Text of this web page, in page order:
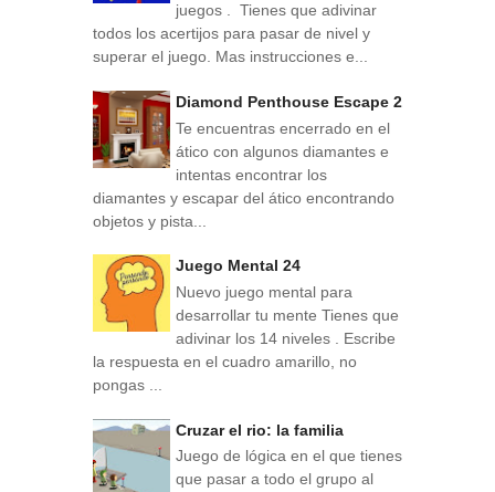
juegos . Tienes que adivinar
todos los acertijos para pasar de nivel y
superar el juego. Mas instrucciones e...
Diamond Penthouse Escape 2
Te encuentras encerrado en el
ático con algunos diamantes e
intentas encontrar los
diamantes y escapar del ático encontrando
objetos y pista...
Juego Mental 24
Nuevo juego mental para
desarrollar tu mente Tienes que
adivinar los 14 niveles . Escribe
la respuesta en el cuadro amarillo, no
pongas ...
Cruzar el rio: la familia
Juego de lógica en el que tienes
que pasar a todo el grupo al